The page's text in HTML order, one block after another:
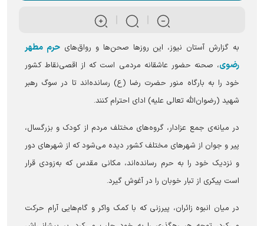
به گزارش آستان نیوز، این روز‌ها صحن‌ها و رواق‌هایحرم مطهر
رضوی، صحنه حضور عاشقانه مردمی است که از اقصی‌نقاط کشور
خود را به بارگاه منور حضرت رضا (ع) رسانده‌اند تا در سوگ رهبر
شهید (رضوان‌الله تعالی علیه) ادای احترام کنند.
در میانه‌ی جمع عزادار، گروه‌های مختلف مردم از کودک و بزرگسال،
پیر و جوان از شهر‌های مختلف کشور دیده می‌شود که از شهر‌های دور
و نزدیک خود را به حرم رسانده‌اند، مکانی مقدس که به‌زودی قرار
است پیکری از تبار خوبان را در آغوش گیرد.
در میان انبوه زائران، پیرزنی که با کمک واکر و گام‌هایی آرام حرکت